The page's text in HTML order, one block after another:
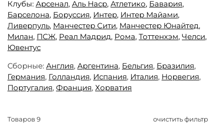
Клубы: Арсенал, Аль Наср, Атлетико, Бавария,
Барселона, Боруссия, Интер, Интер Майами,
Ливерпуль, Манчестер Сити, Манчестер Юнайтед,
Милан, ПСЖ, Реал Мадрид, Рома, Тоттенхэм, Челси,
Ювентус
Сборные: Англия, Аргентина, Бельгия, Бразилия,
Германия, Голландия, Испания, Италия, Норвегия,
Португалия, Франция, Хорватия
Товаров 9 очистить фильтр